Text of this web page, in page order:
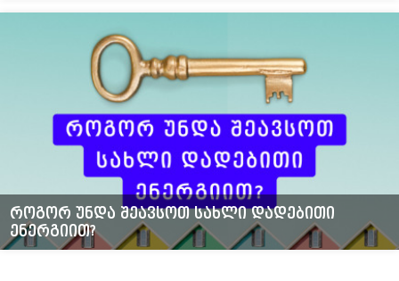
როგორ უნდა შეავსოთ სახლი დადებითი
ენერგიით?